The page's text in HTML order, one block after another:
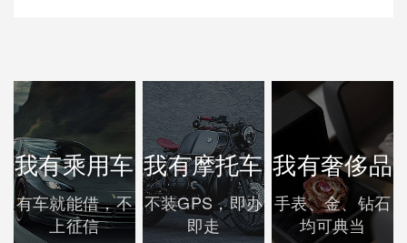
我有乘用车
有车就能借，不
上征信
我有摩托车
不装GPS，即办
即走
我有奢侈品
手表、金、钻石
均可典当